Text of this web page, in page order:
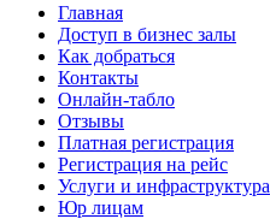
Главная
Доступ в бизнес залы
Как добраться
Контакты
Онлайн-табло
Отзывы
Платная регистрация
Регистрация на рейс
Услуги и инфраструктура
Юр лицам